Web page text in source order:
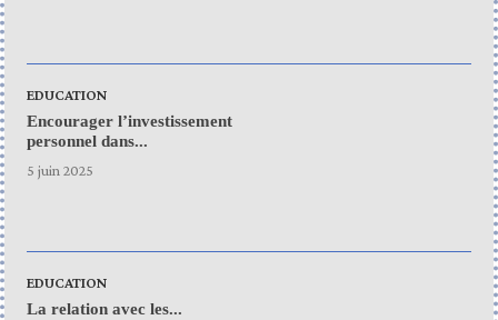
EDUCATION
Encourager l’investissement
personnel dans...
5 juin 2025
EDUCATION
La relation avec les...